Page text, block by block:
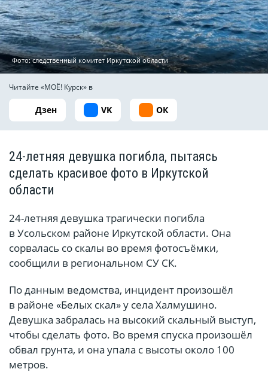
Фото: следственный комитет Иркутской области
Читайте «МОЁ! Курск» в
Дзен VK ОК
24-летняя девушка погибла, пытаясь
сделать красивое фото в Иркутской
области
24-летняя девушка трагически погибла
в Усольском районе Иркутской области. Она
сорвалась со скалы во время фотосъёмки,
сообщили в региональном СУ СК.
По данным ведомства, инцидент произошёл
в районе «Белых скал» у села Халмушино.
Девушка забралась на высокий скальный выступ,
чтобы сделать фото. Во время спуска произошёл
обвал грунта, и она упала с высоты около 100
метров.